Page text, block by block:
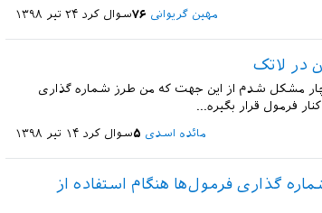
سوال کرد ۲۴ تیر ۱۳۹۸ مهین گریوانی ۷۶
در لاتک
مشکل شدم از این جهت که من طرز شماره گذاری
فرمول قرار بگیره...
سوال کرد ۱۴ تیر ۱۳۹۸ مائده اسدی ۵
گذاری فرمول‌ها هنگام استفاده از